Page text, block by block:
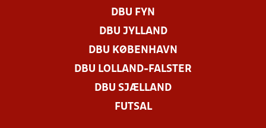
DBU FYN
DBU JYLLAND
DBU KØBENHAVN
DBU LOLLAND-FALSTER
DBU SJÆLLAND
FUTSAL